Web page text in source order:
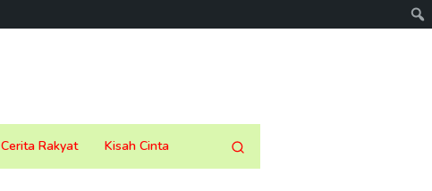
Cerita Rakyat Kisah Cinta